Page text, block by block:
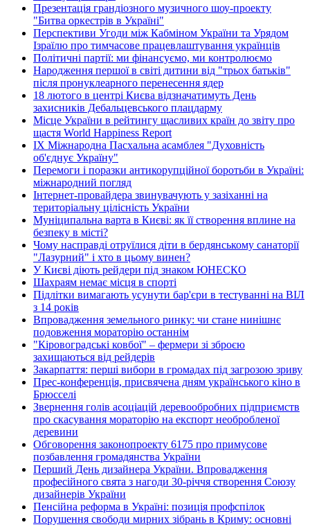
Презентація грандіозного музичного шоу-проекту
"Битва оркестрів в Україні"
Перспективи Угоди між Кабміном України та Урядом
Ізраїлю про тимчасове працевлаштування українців
Політичні партії: ми фінансуємо, ми контролюємо
Народження першої в світі дитини від "трьох батьків"
після пронуклеарного перенесення ядер
18 лютого в центрі Києва відзначатимуть День
захисників Дебальцевського плацдарму
Місце України в рейтингу щасливих країн до звіту про
щастя World Happiness Report
ІХ Міжнародна Пасхальна асамблея "Духовність
об'єднує Україну"
Перемоги і поразки антикорупційної боротьби в Україні:
міжнародний погляд
Інтернет-провайдера звинувачують у зазіханні на
територіальну цілісність України
Муніципальна варта в Києві: як її створення вплине на
безпеку в місті?
Чому насправді отруїлися діти в бердянському санаторії
"Лазурний" і хто в цьому винен?
У Києві діють рейдери під знаком ЮНЕСКО
Шахраям немає місця в спорті
Підлітки вимагають усунути бар'єри в тестуванні на ВІЛ
з 14 років
Впровадження земельного ринку: чи стане нинішнє
подовження мораторію останнім
"Кіровоградські ковбої" – фермери зі зброєю
захищаються від рейдерів
Закарпаття: перші вибори в громадах під загрозою зриву
Прес-конференція, присвячена дням українського кіно в
Брюсселі
Звернення голів асоціацій деревообробних підприємств
про скасування мораторію на експорт необробленої
деревини
Обговорення законопроекту 6175 про примусове
позбавлення громадянства України
Перший День дизайнера України. Впровадження
професійного свята з нагоди 30-річчя створення Союзу
дизайнерів України
Пенсійна реформа в Україні: позиція профспілок
Порушення свободи мирних зібрань в Криму: основні